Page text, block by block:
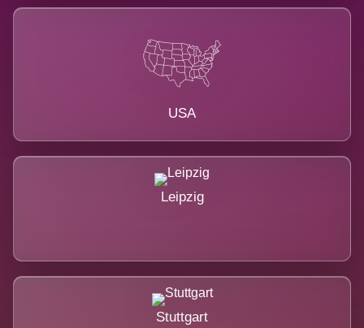
USA
Leipzig
Stuttgart